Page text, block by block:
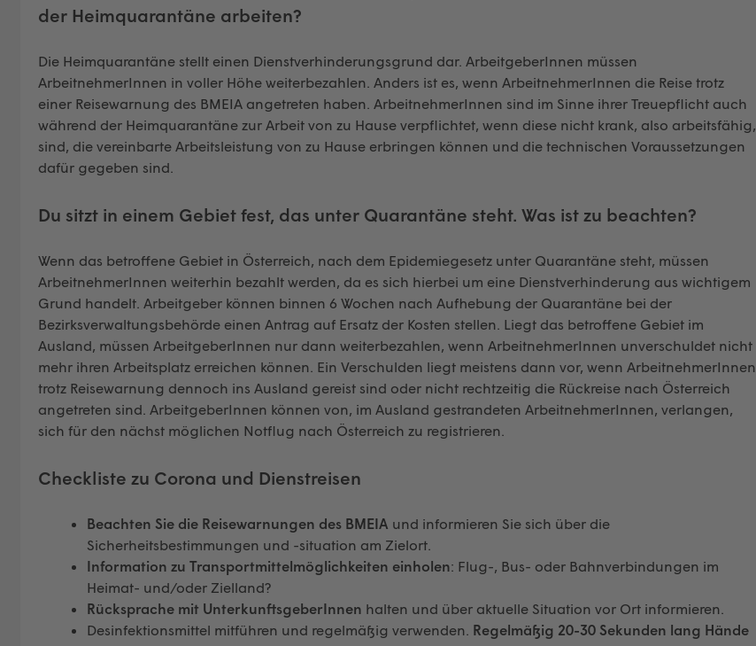
der Heimquarantäne arbeiten?
Die Heimquarantäne stellt einen Dienstverhinderungsgrund dar. ArbeitgeberInnen müssen
ArbeitnehmerInnen in voller Höhe weiterbezahlen. Anders ist es, wenn ArbeitnehmerInnen die Reise trotz
einer Reisewarnung des BMEIA angetreten haben. ArbeitnehmerInnen sind im Sinne ihrer Treuepflicht auch
während der Heimquarantäne zur Arbeit von zu Hause verpflichtet, wenn diese nicht krank, also arbeitsfähig,
sind, die vereinbarte Arbeitsleistung von zu Hause erbringen können und die technischen Voraussetzungen
dafür gegeben sind.
Du sitzt in einem Gebiet fest, das unter Quarantäne steht. Was ist zu beachten?
Wenn das betroffene Gebiet in Österreich, nach dem Epidemiegesetz unter Quarantäne steht, müssen
ArbeitnehmerInnen weiterhin bezahlt werden, da es sich hierbei um eine Dienstverhinderung aus wichtigem
Grund handelt. Arbeitgeber können binnen 6 Wochen nach Aufhebung der Quarantäne bei der
Bezirksverwaltungsbehörde einen Antrag auf Ersatz der Kosten stellen. Liegt das betroffene Gebiet im
Ausland, müssen ArbeitgeberInnen nur dann weiterbezahlen, wenn ArbeitnehmerInnen unverschuldet nicht
mehr ihren Arbeitsplatz erreichen können. Ein Verschulden liegt meistens dann vor, wenn ArbeitnehmerInnen
trotz Reisewarnung dennoch ins Ausland gereist sind oder nicht rechtzeitig die Rückreise nach Österreich
angetreten sind. ArbeitgeberInnen können von, im Ausland gestrandeten ArbeitnehmerInnen, verlangen,
sich für den nächst möglichen Notflug nach Österreich zu registrieren.
Checkliste zu Corona und Dienstreisen
Beachten Sie die Reisewarnungen des BMEIA und informieren Sie sich über die
Sicherheitsbestimmungen und -situation am Zielort.
Information zu Transportmittelmöglichkeiten einholen: Flug-, Bus- oder Bahnverbindungen im
Heimat- und/oder Zielland?
Rücksprache mit UnterkunftsgeberInnen halten und über aktuelle Situation vor Ort informieren.
Desinfektionsmittel mitführen und regelmäßig verwenden. Regelmäßig 20-30 Sekunden lang Hände